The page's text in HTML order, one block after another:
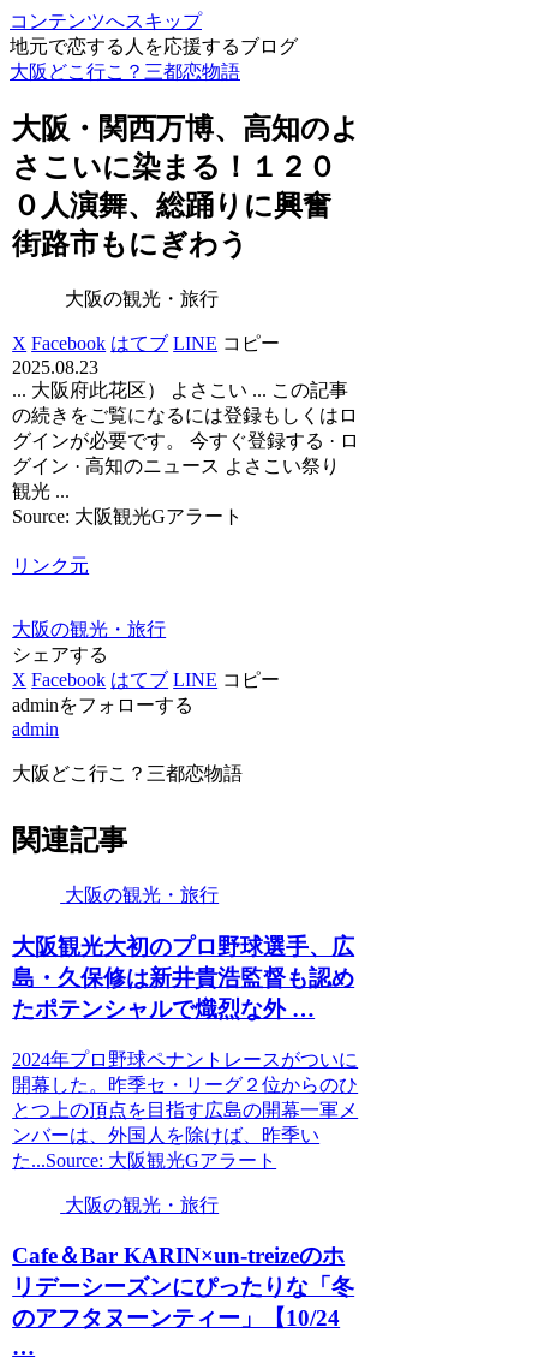
コンテンツへスキップ
地元で恋する人を応援するブログ
大阪どこ行こ？三都恋物語
大阪 ・関西万博、高知のよ
さこいに染まる！１２０
０人演舞、総踊りに興奮
街路市もにぎわう
大阪の観光・旅行
X Facebook はてブ LINE コピー
2025.08.23
... 大阪府此花区） よさこい ... この記事
の続きをご覧になるには登録もしくはロ
グインが必要です。 今すぐ登録する · ロ
グイン · 高知のニュース よさこい祭り
観光 ...
Source: 大阪観光Gアラート
リンク元
大阪の観光・旅行
シェアする
X Facebook はてブ LINE コピー
adminをフォローする
admin
大阪どこ行こ？三都恋物語
関連記事
大阪の観光・旅行
大阪観光大初のプロ野球選手、広
島・久保修は新井貴浩監督も認め
たポテンシャルで熾烈な外 …
2024年プロ野球ペナントレースがついに
開幕した。昨季セ・リーグ２位からのひ
とつ上の頂点を目指す広島の開幕一軍メ
ンバーは、外国人を除けば、昨季い
た...Source: 大阪観光Gアラート
大阪の観光・旅行
Cafe＆Bar KARIN×un-treizeのホ
リデーシーズンにぴったりな「冬
のアフタヌーンティー」【10/24
…